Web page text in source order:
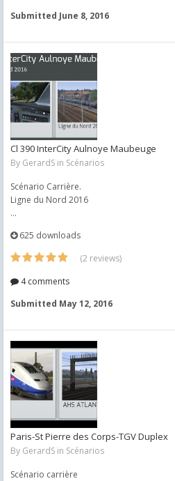
Submitted June 8, 2016
Cl 390 InterCity Aulnoye Maubeuge
By GerardS in Scénarios
Scénario Carrière.
Ligne du Nord 2016
...
625 downloads
(2 reviews)
4 comments
Submitted May 12, 2016
Paris-St Pierre des Corps-TGV Duplex
By GerardS in Scénarios
Scénario carrière